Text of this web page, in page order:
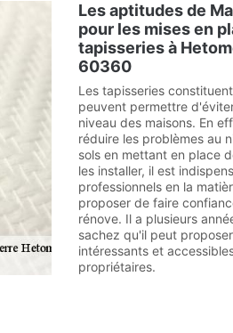
Les aptitudes de
pour les mises en
tapisseries à
60360
Les tapisseries
peuvent permettre
niveau des maisons. En
réduire les problèmes au
sols en mettant en place
les installer, il est
professionnels en la
proposer de faire
rénove. Il a plusieurs
sachez qu'il peut
intéressants et
propriétaires.